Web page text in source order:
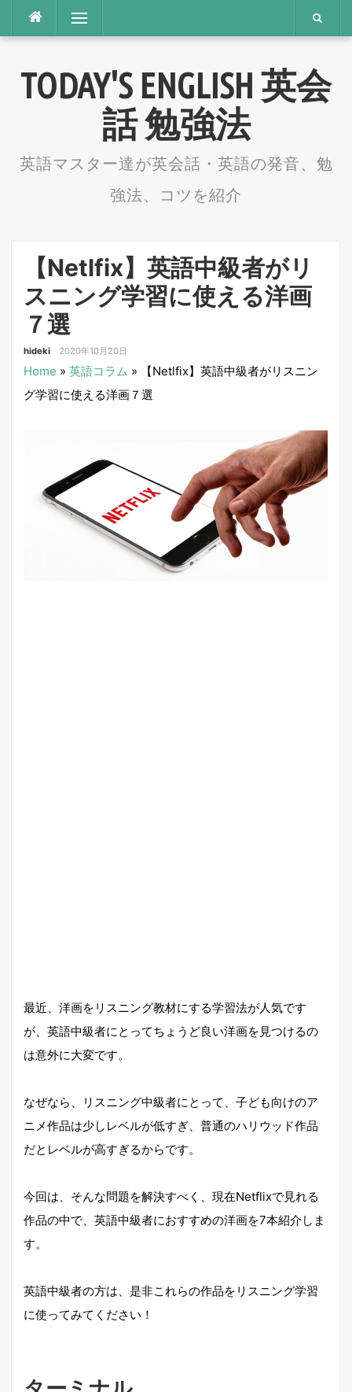
ン
メニュー
TODAY'S ENGLISH 英会
話 勉強法
英語マスター達が英会話・英語の発音、勉
強法、コツを紹介
【Netlfix】英語中級者がリ
スニング学習に使える洋画
７選
hideki 2020年10月20日
Home » 英語コラム »
【Netlfix】英語中級者がリスニン
グ学習に使える洋画７選
最近、洋画をリスニング教材にする学習法が人気です
が、英語中級者にとってちょうど良い洋画を見つけるの
は意外に大変です。
なぜなら、リスニング中級者にとって、子ども向けのア
ニメ作品は少しレベルが低すぎ、普通のハリウッド作品
だとレベルが高すぎるからです。
今回は、そんな問題を解決すべく、現在Netflixで見れる
作品の中で、英語中級者におすすめの洋画を7本紹介しま
す。
英語中級者の方は、是非これらの作品をリスニング学習
に使ってみてください！